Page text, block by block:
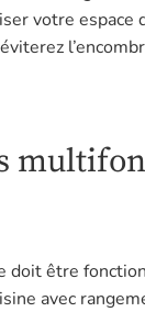
votre espace
doit être
avec